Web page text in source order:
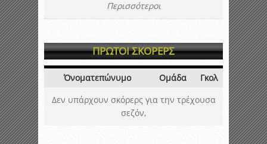
Περισσότεροι
ΠΡΩΤΟΙ ΣΚΟΡΕΡΣ
Όνοματεπώνυμο Ομάδα
Γκολ
Δεν υπάρχουν σκόρερς για την τρέχουσα
σεζόν,